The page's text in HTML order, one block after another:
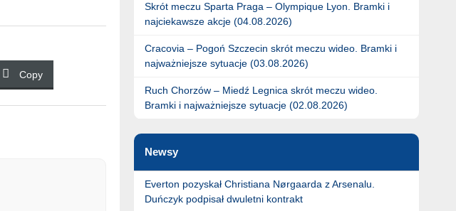
Copy
Skrót meczu Sparta Praga – Olympique Lyon. Bramki i
najciekawsze akcje (04.08.2026)
Cracovia – Pogoń Szczecin skrót meczu wideo. Bramki i
najważniejsze sytuacje (03.08.2026)
Ruch Chorzów – Miedź Legnica skrót meczu wideo.
Bramki i najważniejsze sytuacje (02.08.2026)
Newsy
Everton pozyskał Christiana Nørgaarda z Arsenalu.
Duńczyk podpisał dwuletni kontrakt